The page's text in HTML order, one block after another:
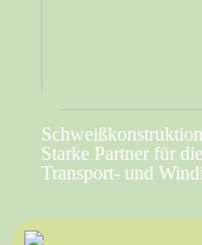
Starke Partner für die
Transport- und